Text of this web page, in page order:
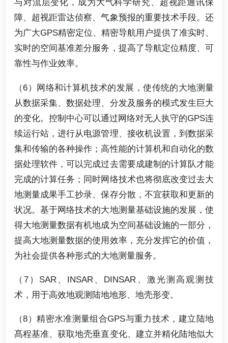
与对流层变化，成为大气科学研究、超视距通讯保
障、超视距雷达侦察、气象预报的重要技术手段。还
为广大GPS精密定位、精密导航用户提供了准实时、
实时的空间基准差分服务，提高了导航定位精度、可
靠性与作业效率。
（6）网络和计算机技术的发展，使传统的大地测量
从数据采集、数据处理、分发及服务的模式发生巨大
的变化。控制中心可以通过网络对无人执守的GPS连
续运行站，进行从电源管理、接收机设置，到数据采
集和传输的各种操作；高性能的计算机和自动化的数
据处理软件，可以完成过去需要成建制的计算队才能
完成的计算任务；同时网络技术也将彻底改变过去大
地测量成果手工抄录、保存分散，不宜获取和更新的
状况。基于网络技术的大地测量基础设施的发展，使
得大地测量数据有机地成为空间基础设施的一部分，
提高大地测量数据的使用效率，充分发挥它的价值，
为社会提供各种形式的大地测量服务。
（7）SAR、INSAR、DINSAR、激光测高观测技
术，用于高效地观测陆地地形、地壳形变。
（8）精密水准测量组合GPS与重力技术，建立陆地
髙程基准、获取地壳垂直变化、建立并精化陆地似大